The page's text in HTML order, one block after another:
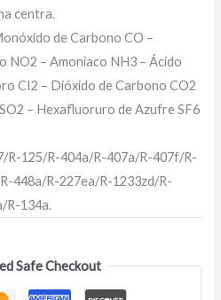
centra.
de Carbono CO –
NO2 – Amoniaco NH3 – Ácido
CI2 – Dióxido de Carbono CO2
– Hexafluoruro de Azufre SF6
R-125/R-404a/R-407a/R-407f/R-
448a/R-227ea/R-1233zd/R-
R-134a.
Safe Checkout